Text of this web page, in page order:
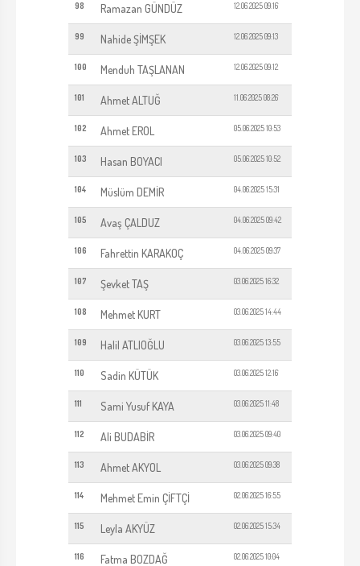
98 Ramazan GÜNDÜZ 12.06.2025 09:16
99 Nahide ŞİMŞEK 12.06.2025 09:13
100 Menduh TAŞLANAN 12.06.2025 09:12
101 Ahmet ALTUĞ 11.06.2025 08:26
102 Ahmet EROL 05.06.2025 10:53
103 Hasan BOYACI 05.06.2025 10:52
104 Müslüm DEMİR 04.06.2025 15:31
105 Avaş ÇALDUZ 04.06.2025 09:42
106 Fahrettin KARAKOÇ 04.06.2025 09:37
107 Şevket TAŞ 03.06.2025 16:32
108 Mehmet KURT 03.06.2025 14:44
109 Halil ATLIOĞLU 03.06.2025 13:55
110 Sadin KÜTÜK 03.06.2025 12:16
111 Sami Yusuf KAYA 03.06.2025 11:48
112 Ali BUDABİR 03.06.2025 09:40
113 Ahmet AKYOL 03.06.2025 09:38
114 Mehmet Emin ÇİFTÇİ 02.06.2025 16:55
115 Leyla AKYÜZ 02.06.2025 15:34
116 Fatma BOZDAĞ 02.06.2025 10:04